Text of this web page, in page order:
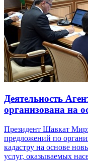
Деятельность
организована на
Президент Шавкат
предложений по
кадастру на основе
услуг, оказываемых